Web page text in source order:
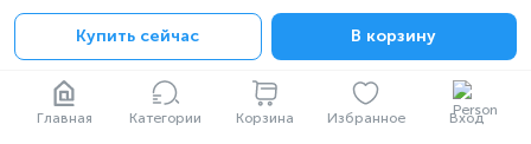
Главная Категории Корзина Избранное Вход
Купить сейчас В корзину
Политика конфиденциальности